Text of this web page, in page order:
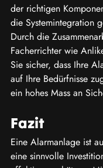
der richtigen
die Systemintegration
Durch die
Facherrichter wie
Sie sicher, dass Ihre
auf Ihre Bedürfnisse
ein hohes Mass an
Fazit
Eine Alarmanlage ist
eine sinnvolle